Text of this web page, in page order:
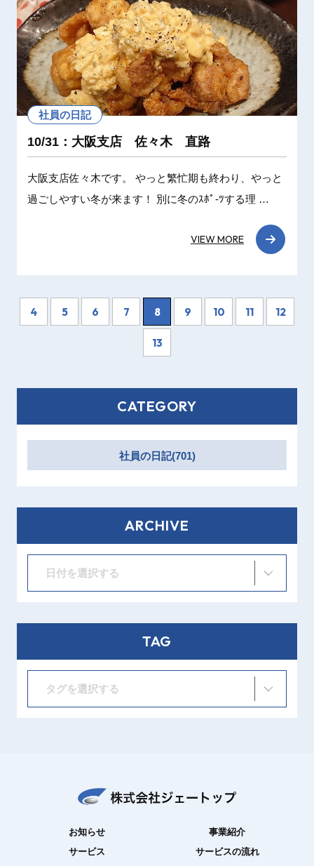
社員の日記
10/31：大阪支店 佐々木 直路
大阪支店佐々木です。 やっと繁忙期も終わり、やっと
過ごしやすい冬が来ます！ 別に冬のｽﾎﾟ-ﾂする理 …
VIEW MORE
4 5 6 7 8 9 10 11 12
13
CATEGORY
社員の日記(701)
ARCHIVE
日付を選択する
TAG
タグを選択する
お知らせ
事業紹介
サービス
サービスの流れ